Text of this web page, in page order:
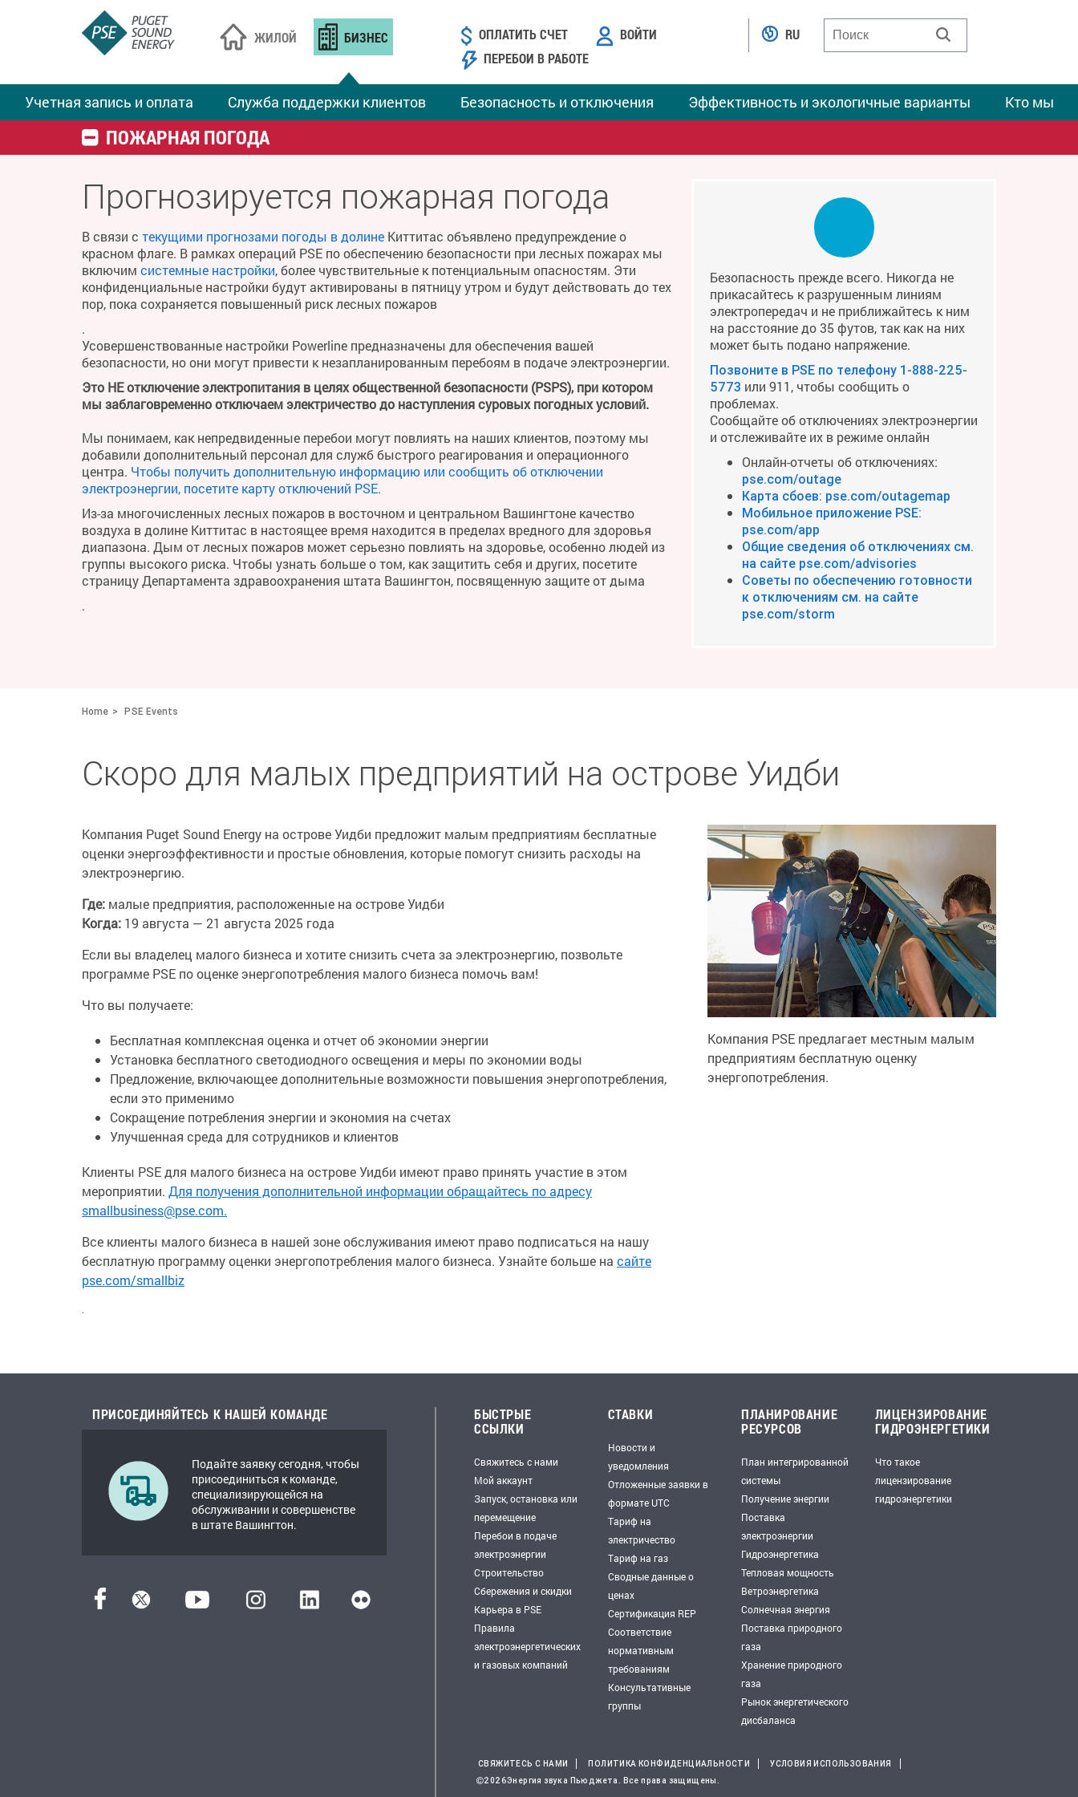
ЖИЛОЙ БИЗНЕС
Учетная запись и оплата Служба поддержки клиентов Безопасность и отключения Эффективность и экологичные варианты Кто мы
ОПЛАТИТЬ СЧЕТ
ВОЙТИ
ПЕРЕБОИ В РАБОТЕ
RU
ПОЖАРНАЯ ПОГОДА
Прогнозируется пожарная погода
В связи с текущими прогнозами погоды в долине Киттитас объявлено предупреждение о
красном флаге. В рамках операций PSE по обеспечению безопасности при лесных пожарах мы
включим системные настройки, более чувствительные к потенциальным опасностям. Эти
конфиденциальные настройки будут активированы в пятницу утром и будут действовать до тех
пор, пока сохраняется повышенный риск лесных пожаров
.
Усовершенствованные настройки Powerline предназначены для обеспечения вашей
безопасности, но они могут привести к незапланированным перебоям в подаче электроэнергии.
Это НЕ отключение электропитания в целях общественной безопасности (PSPS), при котором
мы заблаговременно отключаем электричество до наступления суровых погодных условий.
Мы понимаем, как непредвиденные перебои могут повлиять на наших клиентов, поэтому мы
добавили дополнительный персонал для служб быстрого реагирования и операционного
центра. Чтобы получить дополнительную информацию или сообщить об отключении
электроэнергии, посетите карту отключений PSE.
Из-за многочисленных лесных пожаров в восточном и центральном Вашингтоне качество
воздуха в долине Киттитас в настоящее время находится в пределах вредного для здоровья
диапазона. Дым от лесных пожаров может серьезно повлиять на здоровье, особенно людей из
группы высокого риска. Чтобы узнать больше о том, как защитить себя и других, посетите
страницу Департамента здравоохранения штата Вашингтон, посвященную защите от дыма
.
Безопасность прежде всего. Никогда не
прикасайтесь к разрушенным линиям
электропередач и не приближайтесь к ним
на расстояние до 35 футов, так как на них
может быть подано напряжение.
Позвоните в PSE по телефону 1-888-225-
5773 или 911, чтобы сообщить о
проблемах.
Сообщайте об отключениях электроэнергии
и отслеживайте их в режиме онлайн
Онлайн-отчеты об отключениях:
pse.com/outage
Карта сбоев: pse.com/outagemap
Мобильное приложение PSE:
pse.com/app
Общие сведения об отключениях см.
на сайте pse.com/advisories
Советы по обеспечению готовности
к отключениям см. на сайте
pse.com/storm
Home PSE Events
Скоро для малых предприятий на острове Уидби
Компания Puget Sound Energy на острове Уидби предложит малым предприятиям бесплатные
оценки энергоэффективности и простые обновления, которые помогут снизить расходы на
электроэнергию.
Где: малые предприятия, расположенные на острове Уидби
Когда: 19 августа — 21 августа 2025 года
Если вы владелец малого бизнеса и хотите снизить счета за электроэнергию, позвольте
программе PSE по оценке энергопотребления малого бизнеса помочь вам!
Что вы получаете:
Бесплатная комплексная оценка и отчет об экономии энергии
Установка бесплатного светодиодного освещения и меры по экономии воды
Предложение, включающее дополнительные возможности повышения энергопотребления,
если это применимо
Сокращение потребления энергии и экономия на счетах
Улучшенная среда для сотрудников и клиентов
Клиенты PSE для малого бизнеса на острове Уидби имеют право принять участие в этом
мероприятии. Для получения дополнительной информации обращайтесь по адресу
smallbusiness@pse.com.
Все клиенты малого бизнеса в нашей зоне обслуживания имеют право подписаться на нашу
бесплатную программу оценки энергопотребления малого бизнеса. Узнайте больше на сайте
pse.com/smallbiz
.
Компания PSE предлагает местным малым
предприятиям бесплатную оценку
энергопотребления.
ПРИСОЕДИНЯЙТЕСЬ К НАШЕЙ КОМАНДЕ
Подайте заявку сегодня, чтобы
присоединиться к команде,
специализирующейся на
обслуживании и совершенстве
в штате Вашингтон.
БЫСТРЫЕ
ССЫЛКИ
Свяжитесь с нами
Мой аккаунт
Запуск, остановка или
перемещение
Перебои в подаче
электроэнергии
Строительство
Сбережения и скидки
Карьера в PSE
Правила
электроэнергетических
и газовых компаний
СТАВКИ
Новости и
уведомления
Отложенные заявки в
формате UTC
Тариф на
электричество
Тариф на газ
Сводные данные о
ценах
Сертификация REP
Соответствие
нормативным
требованиям
Консультативные
группы
ПЛАНИРОВАНИЕ
РЕСУРСОВ
План интегрированной
системы
Получение энергии
Поставка
электроэнергии
Гидроэнергетика
Тепловая мощность
Ветроэнергетика
Солнечная энергия
Поставка природного
газа
Хранение природного
газа
Рынок энергетического
дисбаланса
ЛИЦЕНЗИРОВАНИЕ
ГИДРОЭНЕРГЕТИКИ
Что такое
лицензирование
гидроэнергетики
СВЯЖИТЕСЬ С НАМИ ПОЛИТИКА КОНФИДЕНЦИАЛЬНОСТИ
УСЛОВИЯ ИСПОЛЬЗОВАНИЯ
2026Энергия звука Пьюджета. Все права защищены.